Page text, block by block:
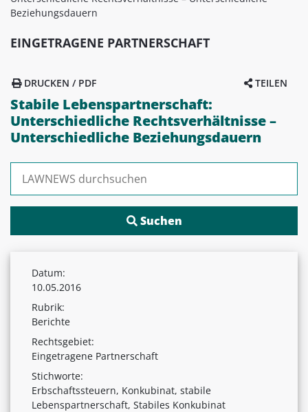
Beziehungsdauern
EINGETRAGENE PARTNERSCHAFT
TEILEN
DRUCKEN / PDF
Stabile Lebenspartnerschaft:
Unterschiedliche Rechtsverhältnisse –
Unterschiedliche Beziehungsdauern
Datum:
10.05.2016
Rubrik:
Berichte
Rechtsgebiet:
Eingetragene Partnerschaft
Stichworte:
Erbschaftssteuern, Konkubinat, stabile
Lebenspartnerschaft, Stabiles Konkubinat